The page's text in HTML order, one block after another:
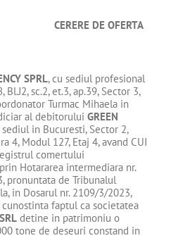
OFERTA
SPRL, cu sediul profesional
sc.2, et.3, ap.39, Sector 3,
Turmac Mihaela in
al debitorului GREEN
in Bucuresti, Sector 2,
4, Modul 127, Etaj 4, avand CUI
comertului
Hotararea intermediara nr.
pronuntata de Tribunalul
in Dosarul nr. 2109/3/2023,
faptul ca societatea
detine in patrimoniu o
tone de deseuri constand in